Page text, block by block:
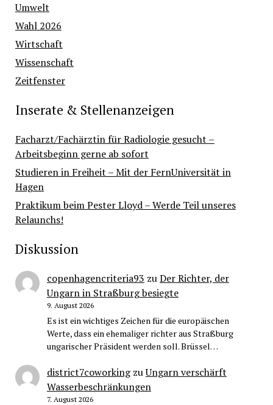
Umwelt
Wahl 2026
Wirtschaft
Wissenschaft
Zeitfenster
Inserate & Stellenanzeigen
Facharzt/Fachärztin für Radiologie gesucht –
Arbeitsbeginn gerne ab sofort
Studieren in Freiheit – Mit der FernUniversität in
Hagen
Praktikum beim Pester Lloyd – Werde Teil unseres
Relaunchs!
Diskussion
copenhagencriteria93 zuDer Richter, der
Ungarn in Straßburg besiegte
9. August 2026
Es ist ein wichtiges Zeichen für die europäischen
Werte, dass ein ehemaliger richter aus Straßburg
ungarischer Präsident werden soll. Brüssel…
district7coworkingzuUngarn verschärft
Wasserbeschränkungen
7. August 2026